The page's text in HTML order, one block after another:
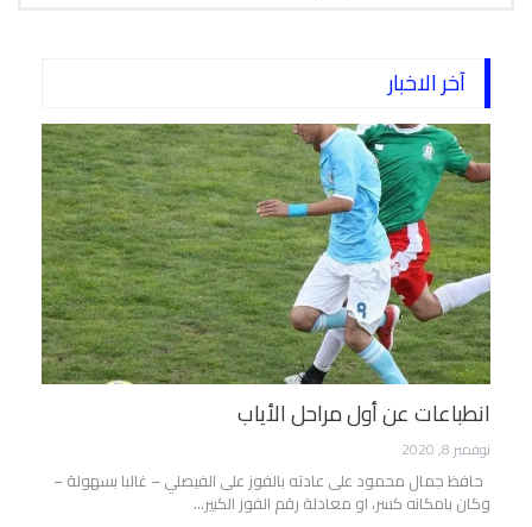
آخر الاخبار
انطباعات عن أول مراحل الأياب
نوفمبر 8, 2020
حافظ جمال محمود على عادته بالفوز على الفيصلي – غالبا بسهولة –
وكان بامكانه كسر، او معادلة رقم الفوز الكبير…